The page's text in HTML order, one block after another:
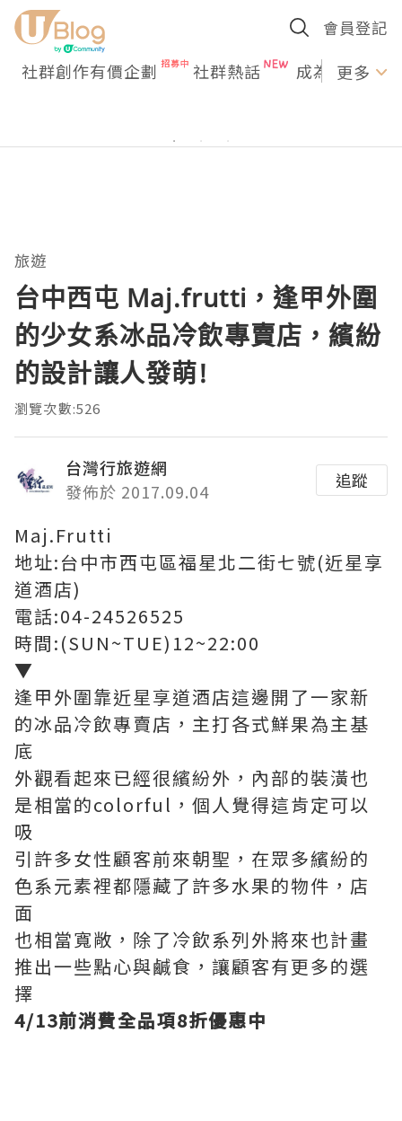
會員登記
社群創作有價企劃 社群熱話 成為U更多
旅遊
台中西屯 Maj.frutti，逢甲外圍
的少女系冰品冷飲專賣店，繽紛
的設計讓人發萌!
瀏覽次數:526
台灣行旅遊網
發佈於 2017.09.04
追蹤
Maj.Frutti
地址:台中市西屯區福星北二街七號(近星享
道酒店)
電話:04-24526525
時間:(SUN~TUE)12~22:00
▼
逢甲外圍靠近星享道酒店這邊開了一家新
的冰品冷飲專賣店，主打各式鮮果為主基
底
外觀看起來已經很繽紛外，內部的裝潢也
是相當的colorful，個人覺得這肯定可以
吸
引許多女性顧客前來朝聖，在眾多繽紛的
色系元素裡都隱藏了許多水果的物件，店
面
也相當寬敞，除了冷飲系列外將來也計畫
推出一些點心與鹹食，讓顧客有更多的選
擇
4/13前消費全品項8折優惠中